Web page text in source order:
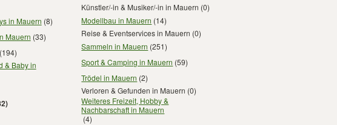
in Mauern (8)
Mauern (33)
(194)
& Baby in
Künstler/-in & Musiker/-in in Mauern (0)
Modellbau in Mauern (14)
Reise & Eventservices in Mauern (0)
Sammeln in Mauern (251)
Sport & Camping in Mauern (59)
Trödel in Mauern (2)
Verloren & Gefunden in Mauern (0)
Weiteres Freizeit, Hobby &
Nachbarschaft in Mauern
(4)